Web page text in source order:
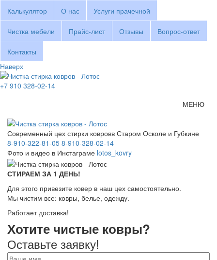
Калькулятор О нас Услуги прачечной
Чистка мебели Прайс-лист Отзывы Вопрос-ответ
Контакты
Наверх
+7 910 328-02-14
МЕНЮ
Современный цех стирки ковровв Старом Осколе и Губкине
8-910-322-81-05 8-910-328-02-14
Фото и видео в Инстаграме lotos_kovry
СТИРАЕМ ЗА 1 ДЕНЬ!
Для этого привезите ковер в наш цех самостоятельно.
Мы чистим все: ковры, белье, одежду.
Работает доставка!
Хотите чистые ковры?
Оставьте заявку!